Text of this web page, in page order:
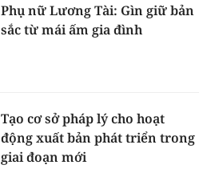
Phụ nữ Lương Tài: Gìn giữ bản
sắc từ mái ấm gia đình
Tạo cơ sở pháp lý cho hoạt
động xuất bản phát triển trong
giai đoạn mới